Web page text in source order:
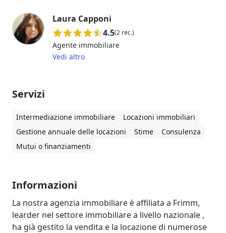
Laura Capponi
4.5(2 rec.)
Agente immobiliare
Vedi altro
Servizi
Intermediazione immobiliare
Locazioni immobiliari
Gestione annuale delle locazioni
Stime
Consulenza
Mutui o finanziamenti
Informazioni
La nostra agenzia immobiliare è affiliata a Frimm,
learder nel settore immobiliare a livello nazionale ,
ha già gestito la vendita e la locazione di numerose